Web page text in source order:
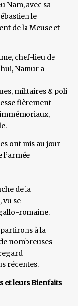
Nam, avec sa
le
de la Meuse et
chef-lieu de
Namur a
militaires &
fièrement
ont mis au jour
l’armée
de la
vu se
romaine.
partirons à la
nombreuses
récentes.
et leurs Bienfaits